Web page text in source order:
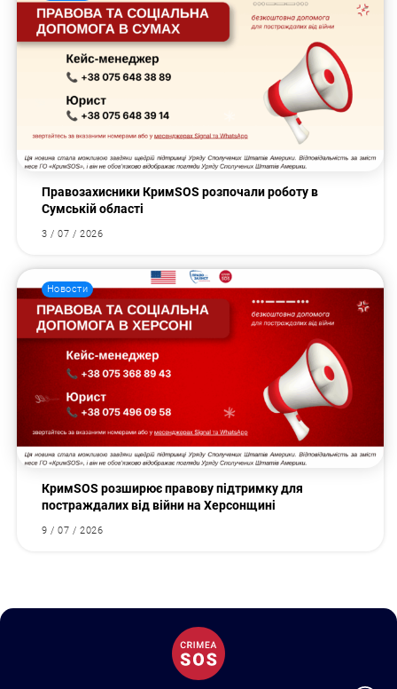
Правозахисники КримSOS розпочали роботу в
Сумській області
3 / 07 / 2026
Новости
КримSOS розширює правову підтримку для
постраждалих від війни на Херсонщині
9 / 07 / 2026